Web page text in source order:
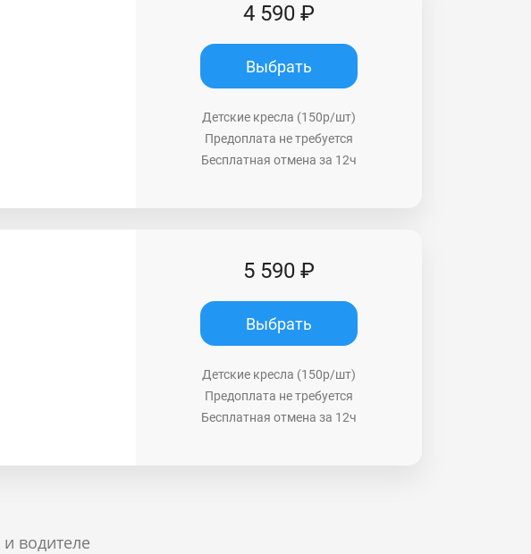
4 590 ₽
Выбрать
Детские кресла (150р/шт)
Предоплата не требуется
Бесплатная отмена за 12ч
5 590 ₽
Выбрать
Детские кресла (150р/шт)
Предоплата не требуется
Бесплатная отмена за 12ч
водителе